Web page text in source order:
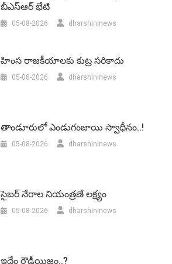
బీఎస్‌ఆర్‌ భేటి
05-08-2026 dharshininews
హింస రాజకీయాలకు కుట్ర సరికాదు
05-08-2026 dharshininews
తాండూరులో ఎండుగంజాయి స్వాధీనం..!
05-08-2026 dharshininews
సైబర్ నేరాల నియంత్రణే లక్ష్యం
05-08-2026 dharshininews
ఇదేం రౌడీయిజం..?